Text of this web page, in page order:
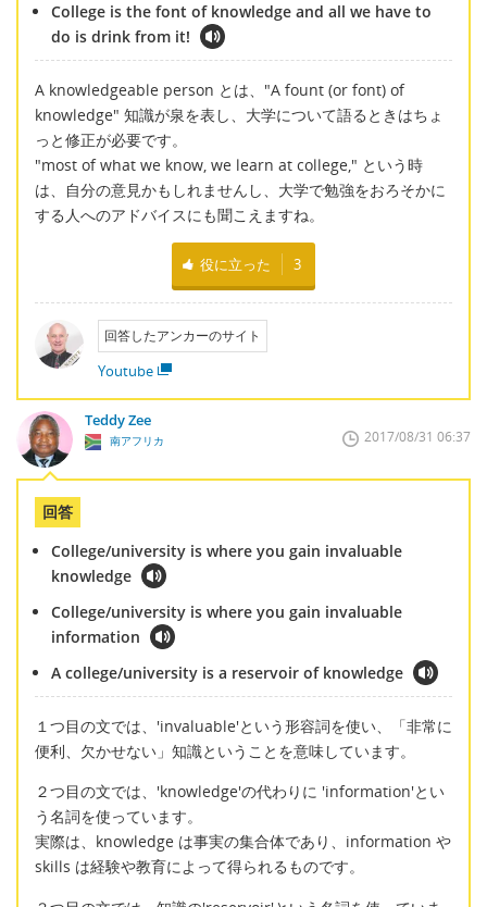
College is the font of knowledge and all we have to
do is drink from it!
A knowledgeable person とは、"A fount (or font) of
knowledge" 知識が泉を表し、大学について語るときはちょ
っと修正が必要です。
"most of what we know, we learn at college," という時
は、自分の意見かもしれませんし、大学で勉強をおろそかに
する人へのアドバイスにも聞こえますね。
役に立った 3
回答したアンカーのサイト
Youtube
Teddy Zee
南アフリカ 2017/08/31 06:37
回答
College/university is where you gain invaluable
knowledge
College/university is where you gain invaluable
information
A college/university is a reservoir of knowledge
１つ目の文では、'invaluable'という形容詞を使い、「非常に
便利、欠かせない」知識ということを意味しています。
２つ目の文では、'knowledge'の代わりに 'information'とい
う名詞を使っています。
実際は、knowledge は事実の集合体であり、information や
skills は経験や教育によって得られるものです。